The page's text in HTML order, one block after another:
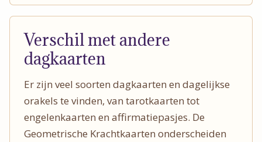
Verschil met andere
dagkaarten
Er zijn veel soorten dagkaarten en dagelijkse
orakels te vinden, van tarotkaarten tot
engelenkaarten en affirmatiepasjes. De
Geometrische Krachtkaarten onderscheiden